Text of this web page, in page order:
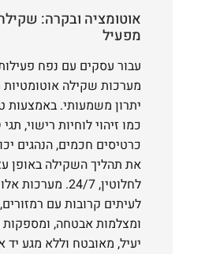
אוטומציה ובקרה:
מפעיל
עבור עסקים עם נפח
מערכות שקילה אוטומטיות
יתרון משמעותי. באמצעות
כרטיסים חכמים, הנהגים
את תהליך השקילה באופן
לחלוטין, 24/7.
לעיתים קרובות עם
ומצלמות אבטחה, ומספקות
יעיל, מאובטח וללא מגע יד